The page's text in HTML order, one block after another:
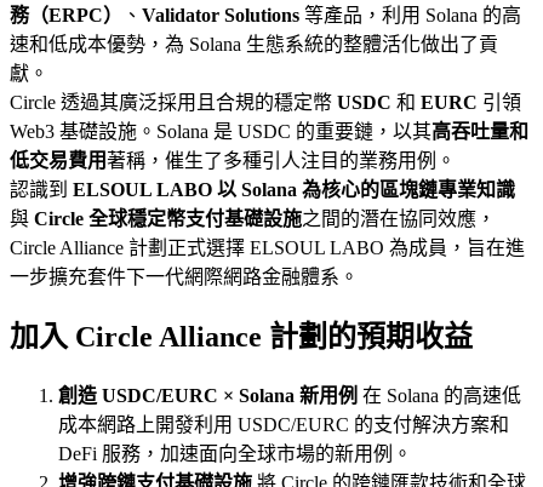
務（ERPC）
、 Validator Solutions 等產品，利用 Solana 的高
速和低成本優勢，為 Solana 生態系統的整體活化做出了貢
獻。
Circle 透過其廣泛採用且合規的穩定幣 USDC 和 EURC 引領
Web3 基礎設施。Solana 是 USDC 的重要鏈，以其高吞吐量和
低交易費用著稱，催生了多種引人注目的業務用例。
認識到 ELSOUL LABO 以 Solana 為核心的區塊鏈專業知識
與 Circle 全球穩定幣支付基礎設施之間的潛在協同效應，
Circle Alliance 計劃正式選擇 ELSOUL LABO 為成員，旨在進
一步擴充套件下一代網際網路金融體系。
加入 Circle Alliance 計劃的預期收益
創造 USDC/EURC × Solana 新用例 在 Solana 的高速低
成本網路上開發利用 USDC/EURC 的支付解決方案和
DeFi 服務，加速面向全球市場的新用例。